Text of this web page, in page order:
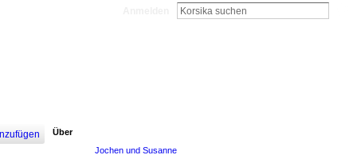
Über
Jochen und Susanne